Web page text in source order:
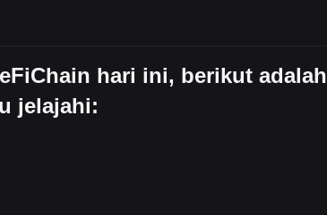
hari ini, berikut adalah
jelajahi: